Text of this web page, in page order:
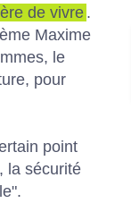
de vivre .
Maxime
le
pour
point
la sécurité